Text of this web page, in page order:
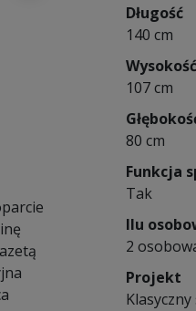
Długość
140 cm
Wysokość
107 cm
80 cm
Funkcja
Tak
Ilu
2
Projekt